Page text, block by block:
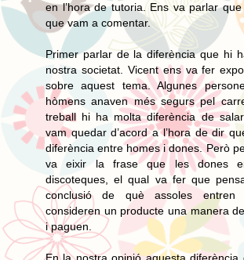
en l’hora de tutoria. Ens va parlar
que vam a comentar.
Primer parlar de la diferència que hi
nostra societat. Vicent ens va fer
sobre aquest tema. Algunes
hòmens anaven més segurs pel
treball hi ha molta diferència de
vam quedar d’acord a l’hora de dir
diferència entre homes i dones. Però
va eixir la frase que les dones
discoteques, el qual va fer que
conclusió de què assoles entren
consideren un producte una manera
i paguen.